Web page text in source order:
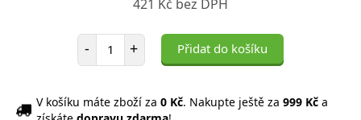
421 Kč bez DPH
- Počet položek
+ Přidat do košíku
V košíku máte zboží za 0 Kč. Nakupte ještě za 999 Kč a